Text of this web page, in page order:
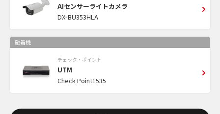
AIセンサーライトカメラ
DX-BU353HLA
融着機
チェック・ポイント
UTM
Check Point1535